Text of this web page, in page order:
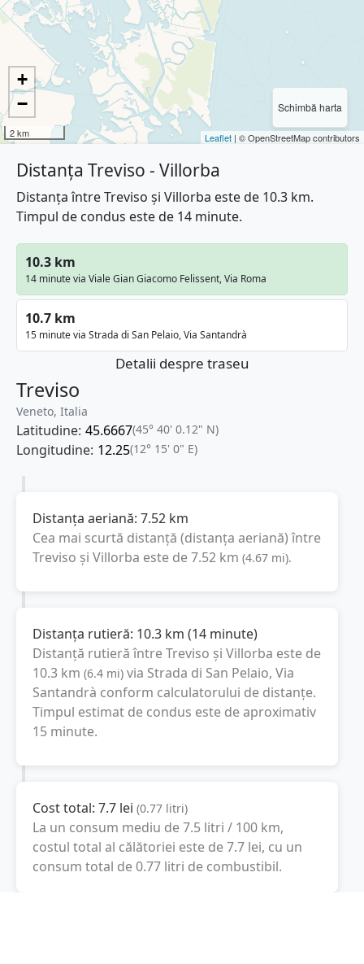
Schimbă harta
+
−
2 km Leaflet | © OpenStreetMap contributors
Distanța Treviso - Villorba
Distanța între Treviso și Villorba este de 10.3 km.
Timpul de condus este de 14 minute.
10.3 km
14 minute via Viale Gian Giacomo Felissent, Via Roma
10.7 km
15 minute via Strada di San Pelaio, Via Santandrà
Detalii despre traseu
Treviso
Veneto, Italia
Latitudine: 45.6667(45° 40' 0.12" N)
Longitudine: 12.25(12° 15' 0" E)
Distanța aeriană: 7.52 km
Cea mai scurtă distanță (distanța aeriană) între
Treviso și Villorba este de7.52 km (4.67 mi).
Distanța rutieră: 10.3 km (14 minute)
Distanță rutieră întreTreviso și Villorba este de
10.3 km (6.4 mi) via Strada di San Pelaio, Via
Santandrà conform calculatorului de distanțe.
Timpul estimat de condus este de aproximativ
15 minute.
Cost total: 7.7 lei (0.77 litri)
La un consum mediu de7.5 litri / 100 km,
costul total al călătoriei este de7.7 lei, cu un
consum total de0.77 litri de combustibil.